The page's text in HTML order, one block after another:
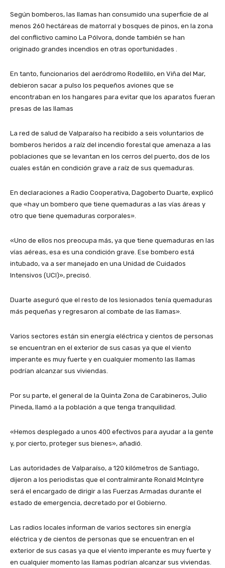
Según bomberos, las llamas han consumido una superficie de al
menos 260 hectáreas de matorral y bosques de pinos, en la zona
del conflictivo camino La Pólvora, donde también se han
originado grandes incendios en otras oportunidades .
En tanto, funcionarios del aeródromo Rodellilo, en Viña del Mar,
debieron sacar a pulso los pequeños aviones que se
encontraban en los hangares para evitar que los aparatos fueran
presas de las llamas
La red de salud de Valparaíso ha recibido a seis voluntarios de
bomberos heridos a raíz del incendio forestal que amenaza a las
poblaciones que se levantan en los cerros del puerto, dos de los
cuales están en condición grave a raíz de sus quemaduras.
En declaraciones a Radio Cooperativa, Dagoberto Duarte, explicó
que «hay un bombero que tiene quemaduras a las vías áreas y
otro que tiene quemaduras corporales».
«Uno de ellos nos preocupa más, ya que tiene quemaduras en las
vías aéreas, esa es una condición grave. Ese bombero está
intubado, va a ser manejado en una Unidad de Cuidados
Intensivos (UCI)», precisó.
Duarte aseguró que el resto de los lesionados tenía quemaduras
más pequeñas y regresaron al combate de las llamas».
Varios sectores están sin energía eléctrica y cientos de personas
se encuentran en el exterior de sus casas ya que el viento
imperante es muy fuerte y en cualquier momento las llamas
podrían alcanzar sus viviendas.
Por su parte, el general de la Quinta Zona de Carabineros, Julio
Pineda, llamó a la población a que tenga tranquilidad.
«Hemos desplegado a unos 400 efectivos para ayudar a la gente
y, por cierto, proteger sus bienes», añadió.
Las autoridades de Valparaíso, a 120 kilómetros de Santiago,
dijeron a los periodistas que el contralmirante Ronald McIntyre
será el encargado de dirigir a las Fuerzas Armadas durante el
estado de emergencia, decretado por el Gobierno.
Las radios locales informan de varios sectores sin energía
eléctrica y de cientos de personas que se encuentran en el
exterior de sus casas ya que el viento imperante es muy fuerte y
en cualquier momento las llamas podrían alcanzar sus viviendas.